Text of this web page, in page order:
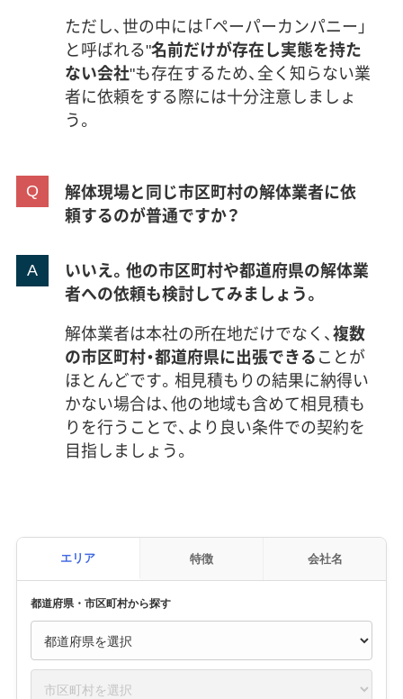
ただし、世の中には「ペーパーカンパニー」
と呼ばれる"名前だけが存在し実態を持た
ない会社"も存在するため、全く知らない業
者に依頼をする際には十分注意しましょ
う。
解体現場と同じ市区町村の解体業者に依
頼するのが普通ですか？
いいえ。他の市区町村や都道府県の解体業
者への依頼も検討してみましょう。
解体業者は本社の所在地だけでなく、複数
の市区町村・都道府県に出張できることが
ほとんどです。相見積もりの結果に納得い
かない場合は、他の地域も含めて相見積も
りを行うことで、より良い条件での契約を
目指しましょう。
エリア 特徴 会社名
都道府県・市区町村から探す